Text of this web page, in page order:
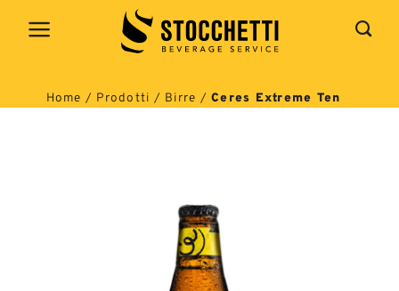
Home / Prodotti / Birre /Ceres Extreme Ten